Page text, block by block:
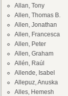
Allan, Tony
Allen, Thomas B.
Allen, Jonathan
Allen, Francesca
Allen, Peter
Allen, Graham
Allén, Raúl
Allende, Isabel
Allepuz, Anuska
Alles, Hemesh